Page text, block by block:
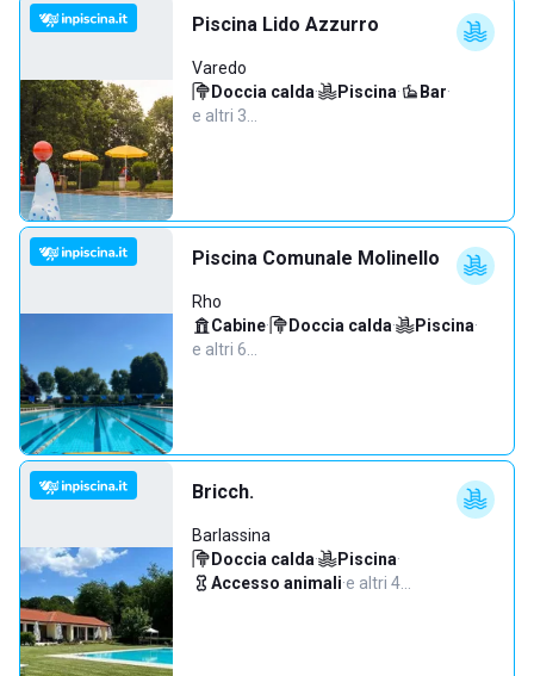
Piscina Lido Azzurro
Varedo
Doccia calda· Piscina· Bar·
e altri 3…
Piscina Comunale Molinello
Rho
Cabine· Doccia calda· Piscina·
e altri 6…
Bricch.
Barlassina
Doccia calda· Piscina·
Accesso animali·e altri 4…